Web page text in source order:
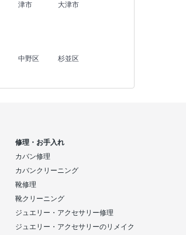
津市
大津市
中野区
杉並区
修理・お手入れ
カバン修理
カバンクリーニング
靴修理
靴クリーニング
ジュエリー・アクセサリー修理
ジュエリー・アクセサリーのリメイク